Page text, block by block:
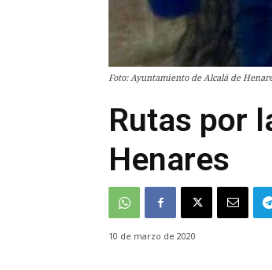
Foto: Ayuntamiento de Alcalá de
Rutas por
Henares
10 de marzo de 2020